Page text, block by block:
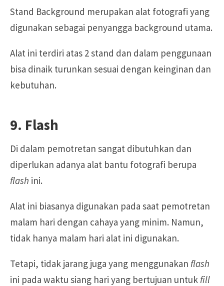
Stand Background merupakan alat fotografi yang
digunakan sebagai penyangga background utama.
Alat ini terdiri atas 2 stand dan dalam penggunaan
bisa dinaik turunkan sesuai dengan keinginan dan
kebutuhan.
9. Flash
Di dalam pemotretan sangat dibutuhkan dan
diperlukan adanya alat bantu fotografi berupa
flash ini.
Alat ini biasanya digunakan pada saat pemotretan
malam hari dengan cahaya yang minim. Namun,
tidak hanya malam hari alat ini digunakan.
Tetapi, tidak jarang juga yang menggunakan flash
ini pada waktu siang hari yang bertujuan untuk fill